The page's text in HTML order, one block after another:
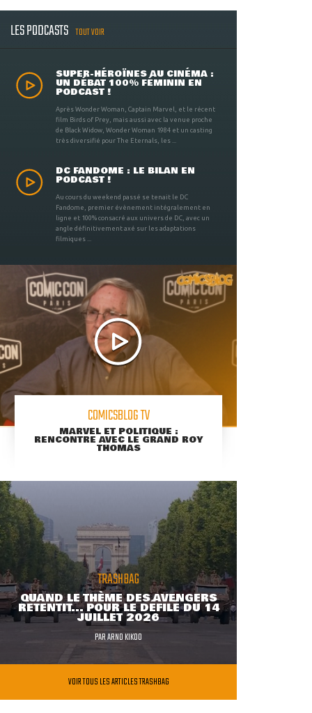
LES PODCASTS TOUT VOIR
SUPER-HÉROÏNES AU CINÉMA :
UN DÉBAT 100% FÉMININ EN
PODCAST !
Après Wonder Woman, Captain Marvel, et le récent
film Birds of Prey, mais aussi avec la venue proche
de Black Widow, Wonder Woman 1984 et un casting
très diversifié pour The Eternals, les ...
DC FANDOME : LE BILAN EN
PODCAST !
Au cours du weekend passé se tenait le DC
Fandome, premier évènement intégralement en
ligne et 100% consacré aux univers de DC, avec un
angle définitivement axé sur les adaptations
filmiques ...
COMICSBLOG TV
MARVEL ET POLITIQUE :
RENCONTRE AVEC LE GRAND ROY
THOMAS
TRASHBAG
QUAND LE THÈME DES AVENGERS
RETENTIT... POUR LE DÉFILÉ DU 14
JUILLET 2026
PARARNO KIKOO
VOIR TOUS LES ARTICLES TRASHBAG